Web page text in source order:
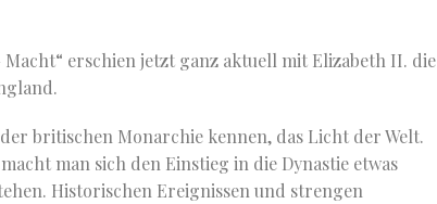
erschien jetzt ganz aktuell mit Elizabeth II. die
britischen Monarchie kennen, das Licht der Welt.
man sich den Einstieg in die Dynastie etwas
Historischen Ereignissen und strengen